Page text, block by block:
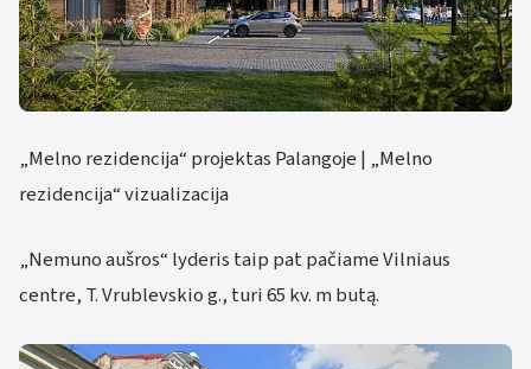
„Melno rezidencija“ projektas Palangoje | „Melno
rezidencija“ vizualizacija
„Nemuno aušros“ lyderis taip pat pačiame Vilniaus
centre, T. Vrublevskio g., turi 65 kv. m butą.